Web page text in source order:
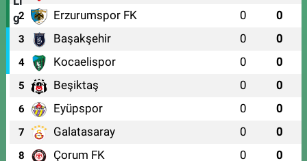
2 Erzurumspor FK 0 0
3 Başakşehir 0 0
4 Kocaelispor 0 0
5 Beşiktaş 0 0
6 Eyüpspor 0 0
7 Galatasaray 0 0
8 Çorum FK 0 0